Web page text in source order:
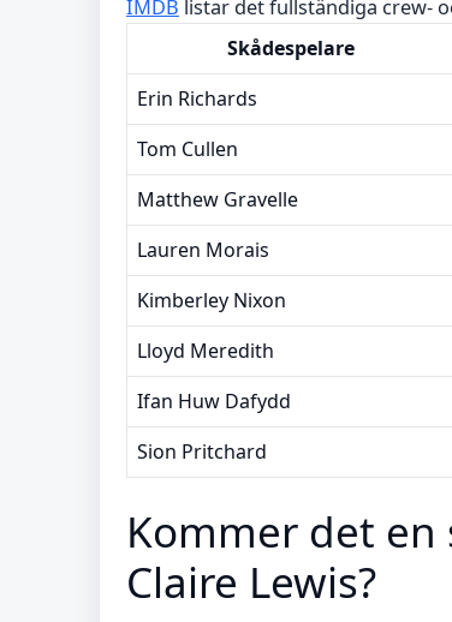
IMDB listar det fullständiga crew-
Skådespelare
Erin Richards
Tom Cullen
Matthew Gravelle
Lauren Morais
Kimberley Nixon
Lloyd Meredith
Ifan Huw Dafydd
Sion Pritchard
Kommer det en
Claire Lewis?